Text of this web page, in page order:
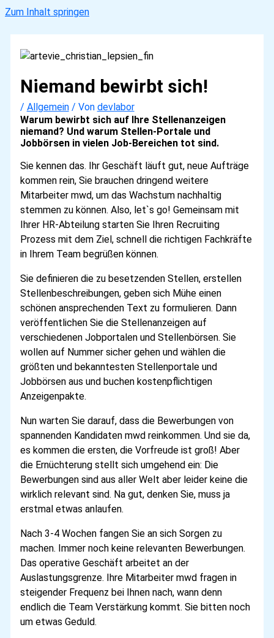
Zum Inhalt springen
Niemand bewirbt sich!
/ Allgemein/ Von devlabor
Warum bewirbt sich auf Ihre Stellenanzeigen
niemand? Und warum Stellen-Portale und
Jobbörsen in vielen Job-Bereichen tot sind.
Sie kennen das. Ihr Geschäft läuft gut, neue Aufträge
kommen rein, Sie brauchen dringend weitere
Mitarbeiter mwd, um das Wachstum nachhaltig
stemmen zu können. Also, let`s go! Gemeinsam mit
Ihrer HR-Abteilung starten Sie Ihren Recruiting
Prozess mit dem Ziel, schnell die richtigen Fachkräfte
in Ihrem Team begrüßen können.
Sie definieren die zu besetzenden Stellen, erstellen
Stellenbeschreibungen, geben sich Mühe einen
schönen ansprechenden Text zu formulieren. Dann
veröffentlichen Sie die Stellenanzeigen auf
verschiedenen Jobportalen und Stellenbörsen. Sie
wollen auf Nummer sicher gehen und wählen die
größten und bekanntesten Stellenportale und
Jobbörsen aus und buchen kostenpflichtigen
Anzeigenpakte.
Nun warten Sie darauf, dass die Bewerbungen von
spannenden Kandidaten mwd reinkommen. Und sie da,
es kommen die ersten, die Vorfreude ist groß! Aber
die Ernüchterung stellt sich umgehend ein: Die
Bewerbungen sind aus aller Welt aber leider keine die
wirklich relevant sind. Na gut, denken Sie, muss ja
erstmal etwas anlaufen.
Nach 3-4 Wochen fangen Sie an sich Sorgen zu
machen. Immer noch keine relevanten Bewerbungen.
Das operative Geschäft arbeitet an der
Auslastungsgrenze. Ihre Mitarbeiter mwd fragen in
steigender Frequenz bei Ihnen nach, wann denn
endlich die Team Verstärkung kommt. Sie bitten noch
um etwas Geduld.